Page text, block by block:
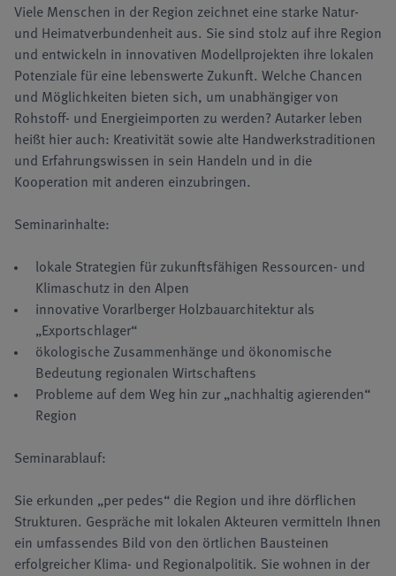
Viele Menschen in der Region zeichnet eine starke Natur-
und Heimatverbundenheit aus. Sie sind stolz auf ihre Region
und entwickeln in innovativen Modellprojekten ihre lokalen
Potenziale für eine lebenswerte Zukunft. Welche Chancen
und Möglichkeiten bieten sich, um unabhängiger von
Rohstoff- und Energieimporten zu werden? Autarker leben
heißt hier auch: Kreativität sowie alte Handwerkstraditionen
und Erfahrungswissen in sein Handeln und in die
Kooperation mit anderen einzubringen.
Seminarinhalte:
lokale Strategien für zukunftsfähigen Ressourcen- und
Klimaschutz in den Alpen
innovative Vorarlberger Holzbauarchitektur als
„Exportschlager“
ökologische Zusammenhänge und ökonomische
Bedeutung regionalen Wirtschaftens
Probleme auf dem Weg hin zur „nachhaltig agierenden“
Region
Seminarablauf:
Sie erkunden „per pedes“ die Region und ihre dörflichen
Strukturen. Gespräche mit lokalen Akteuren vermitteln Ihnen
ein umfassendes Bild von den örtlichen Bausteinen
erfolgreicher Klima- und Regionalpolitik. Sie wohnen in der